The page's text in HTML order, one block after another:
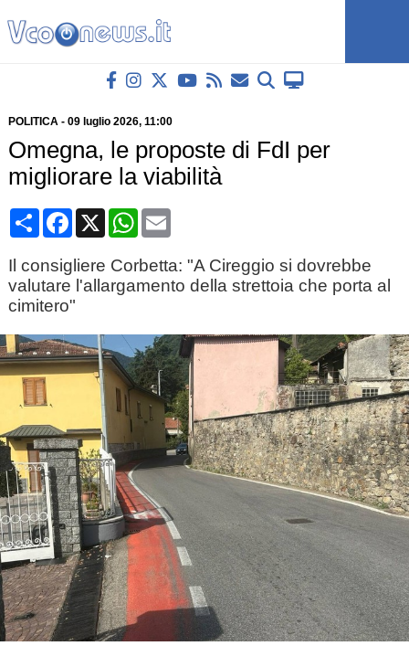
POLITICA- 09 luglio 2026, 11:00
Omegna, le proposte di FdI per
migliorare la viabilità
CondividiFacebook
X WhatsApp
Email
Il consigliere Corbetta: "A Cireggio si dovrebbe
valutare l'allargamento della strettoia che porta al
cimitero"